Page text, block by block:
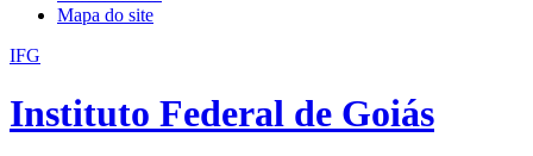
Mapa do site
IFG
Instituto Federal de Goiás